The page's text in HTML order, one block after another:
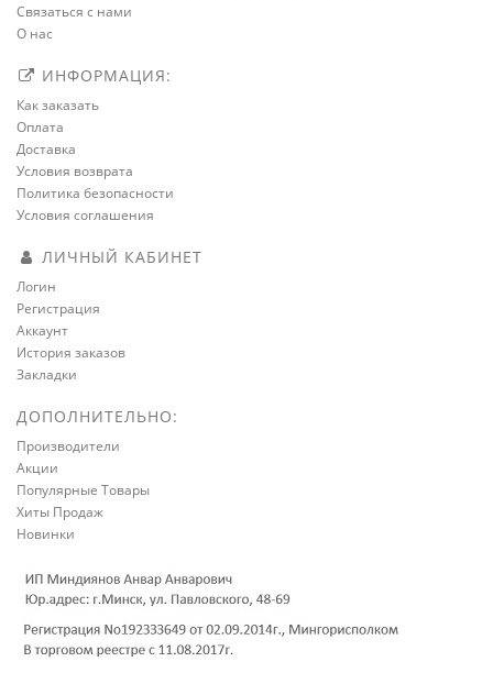
Связаться с нами
О нас
ИНФОРМАЦИЯ:
Как заказать
Оплата
Доставка
Условия возврата
Политика безопасности
Условия соглашения
ЛИЧНЫЙ КАБИНЕТ
Логин
Регистрация
Аккаунт
История заказов
Закладки
ДОПОЛНИТЕЛЬНО:
Производители
Акции
Популярные Товары
Хиты Продаж
Новинки